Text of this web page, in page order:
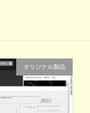
オリジナル製品